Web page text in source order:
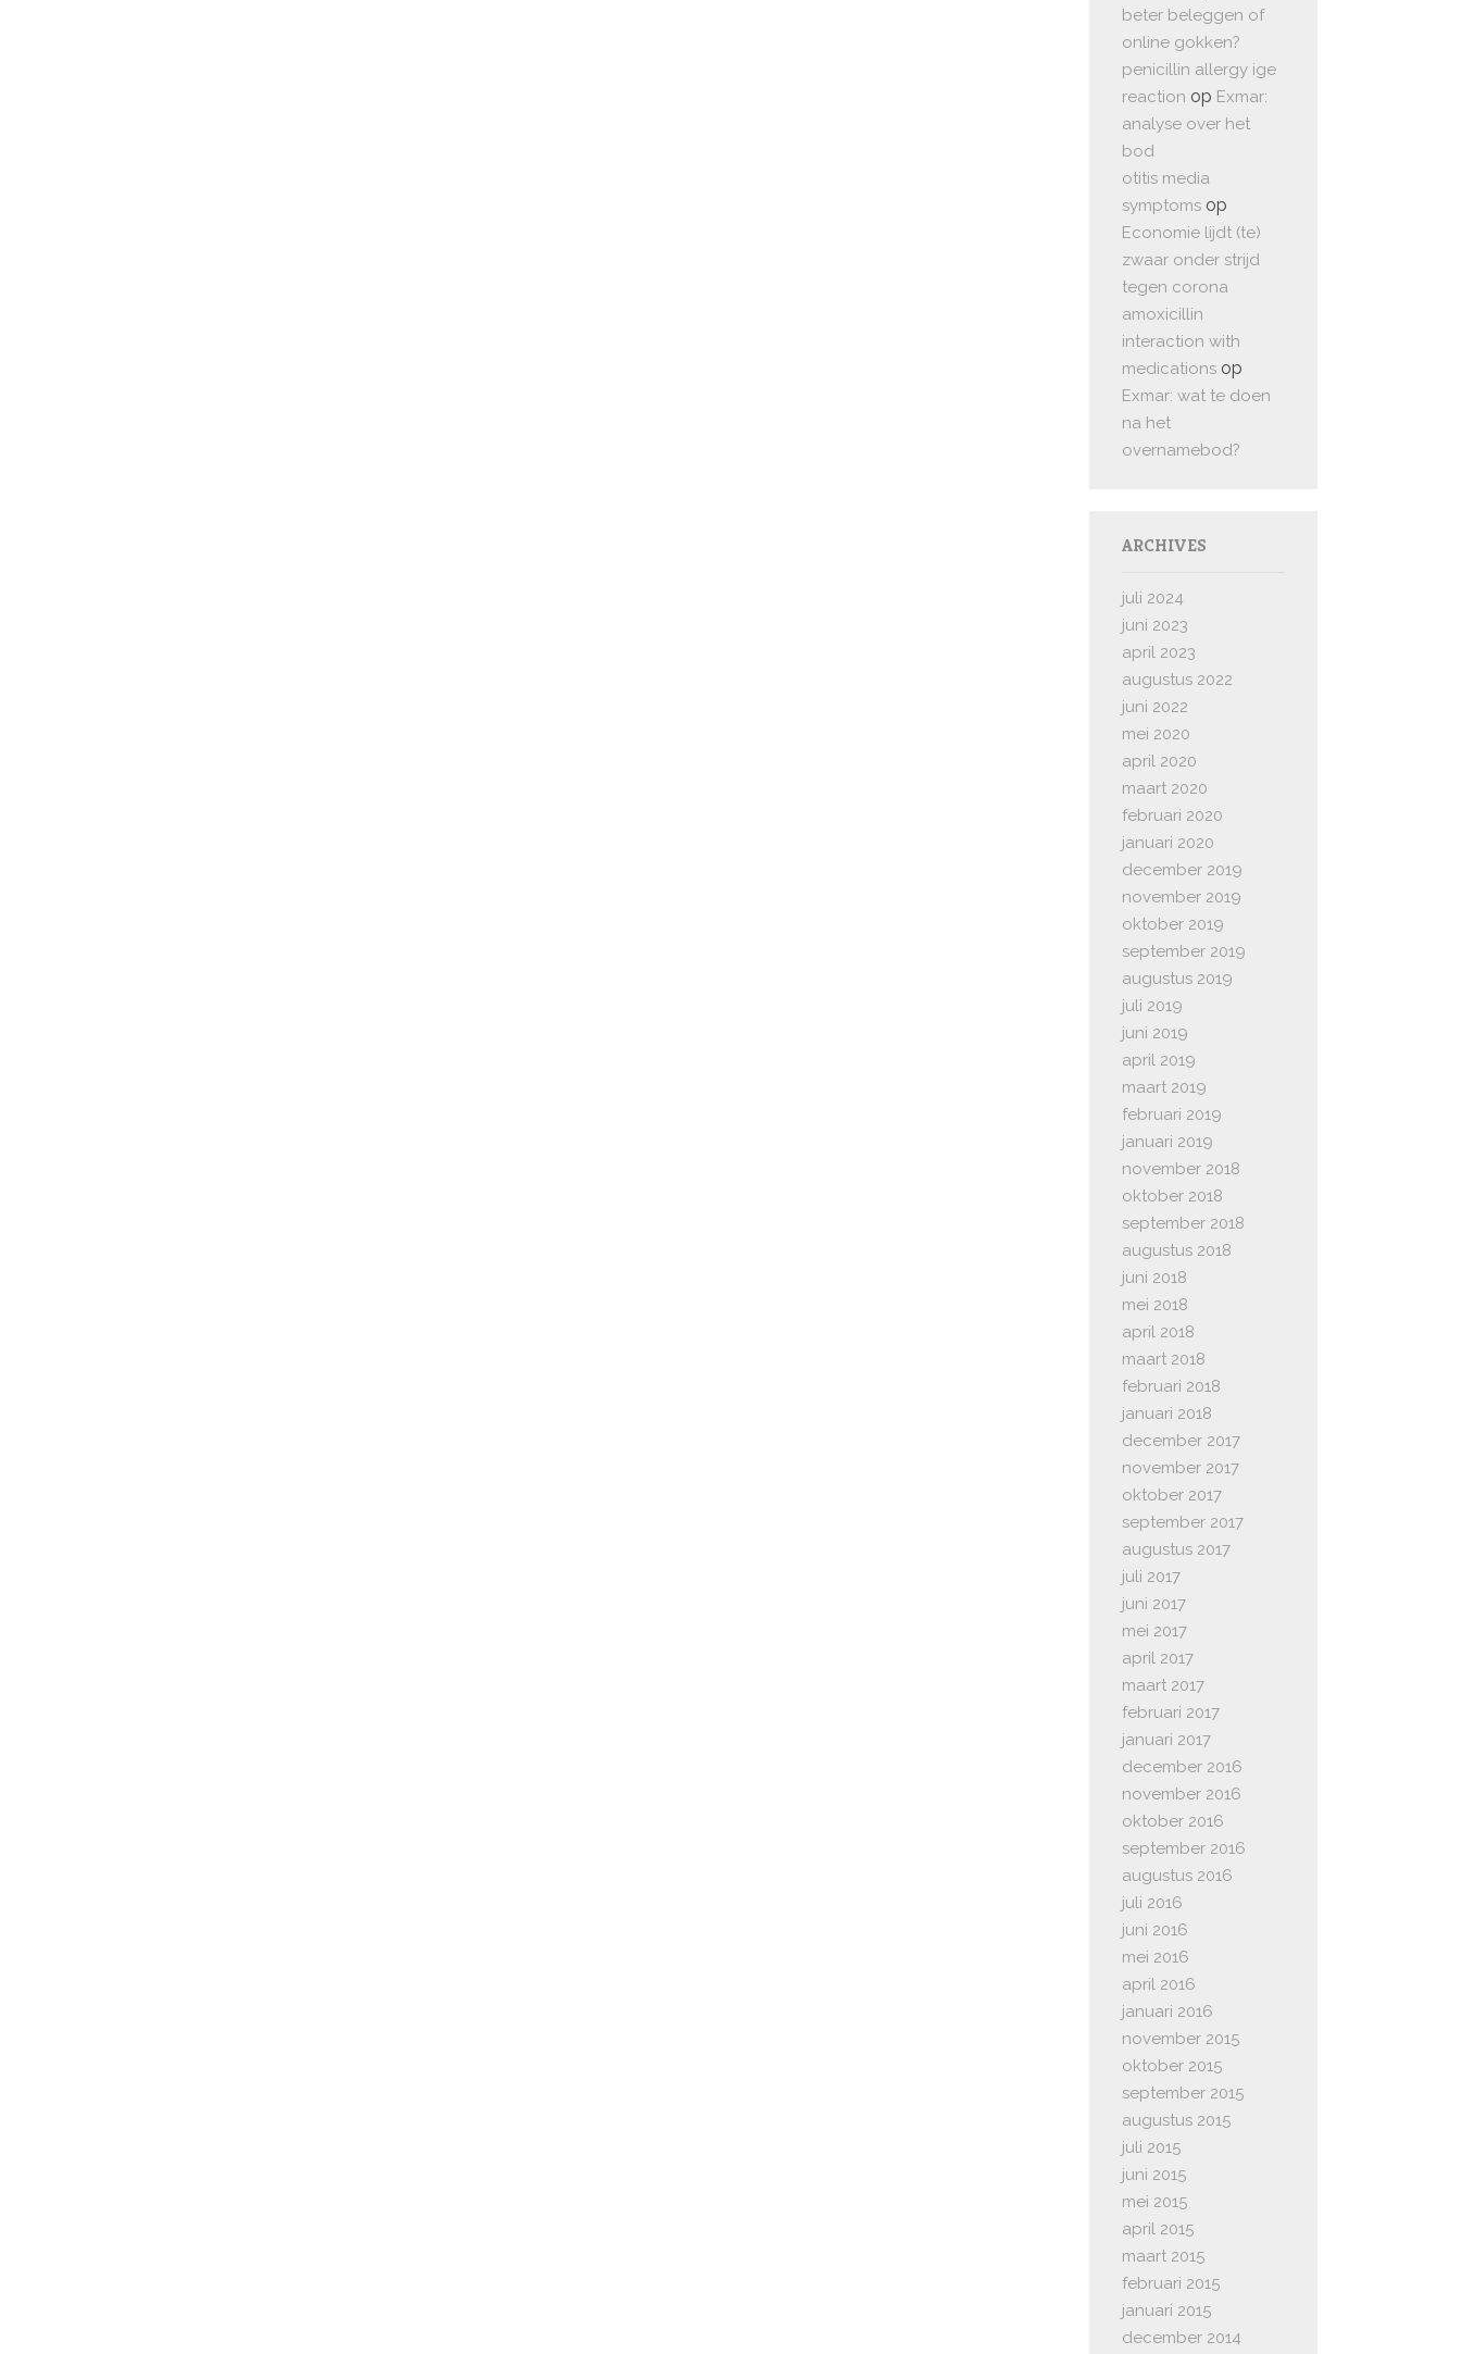
beter beleggen of
online gokken?
penicillin allergy ige
reaction op Exmar:
analyse over het
bod
otitis media
symptoms op
Economie lijdt (te)
zwaar onder strijd
tegen corona
amoxicillin
interaction with
medications op
Exmar: wat te doen
na het
overnamebod?
ARCHIVES
juli 2024
juni 2023
april 2023
augustus 2022
juni 2022
mei 2020
april 2020
maart 2020
februari 2020
januari 2020
december 2019
november 2019
oktober 2019
september 2019
augustus 2019
juli 2019
juni 2019
april 2019
maart 2019
februari 2019
januari 2019
november 2018
oktober 2018
september 2018
augustus 2018
juni 2018
mei 2018
april 2018
maart 2018
februari 2018
januari 2018
december 2017
november 2017
oktober 2017
september 2017
augustus 2017
juli 2017
juni 2017
mei 2017
april 2017
maart 2017
februari 2017
januari 2017
december 2016
november 2016
oktober 2016
september 2016
augustus 2016
juli 2016
juni 2016
mei 2016
april 2016
januari 2016
november 2015
oktober 2015
september 2015
augustus 2015
juli 2015
juni 2015
mei 2015
april 2015
maart 2015
februari 2015
januari 2015
december 2014